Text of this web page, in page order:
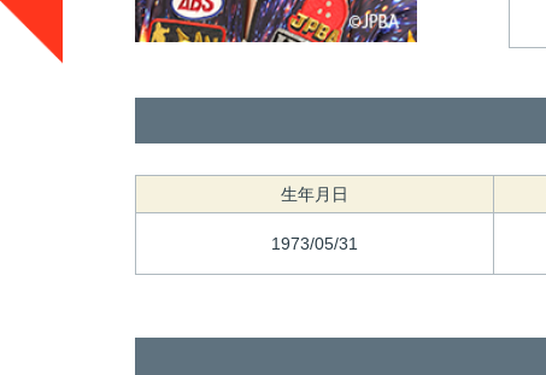
生年月日
1973/05/31